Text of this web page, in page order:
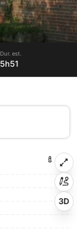
Dur. est.
5h51
3D